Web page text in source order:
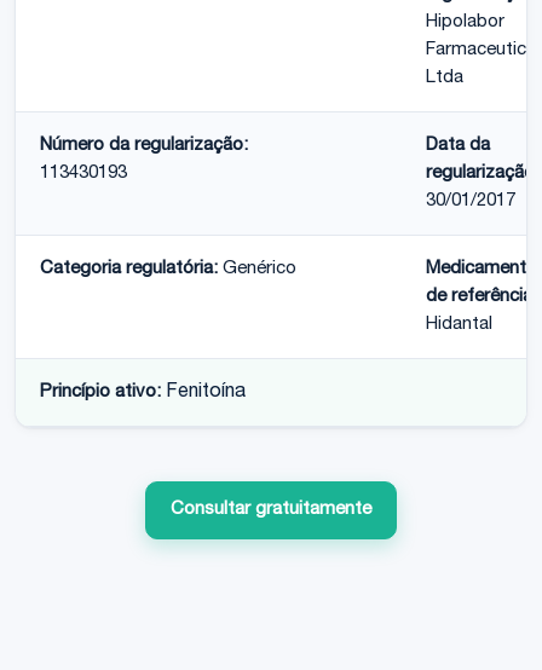
Hipolabor
Farmaceutica
Ltda
Número da regularização:
113430193
Data da
regularização:
30/01/2017
Categoria regulatória: Genérico
Medicamento
de referência:
Hidantal
Princípio ativo: Fenitoína
Consultar gratuitamente